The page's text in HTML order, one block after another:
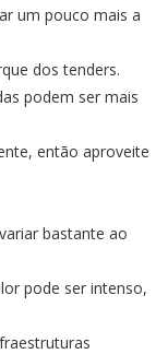
um pouco mais a
dos tenders.
podem ser mais
então aproveite
bastante ao
pode ser intenso,